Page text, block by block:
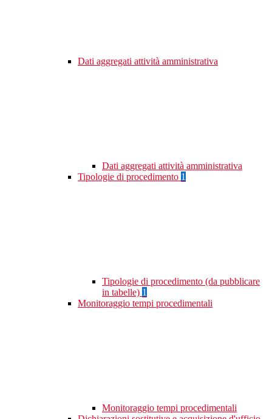
Dati aggregati attività amministrativa
Dati aggregati attività amministrativa
Tipologie di procedimento 1
Tipologie di procedimento (da pubblicare
in tabelle) 1
Monitoraggio tempi procedimentali
Monitoraggio tempi procedimentali